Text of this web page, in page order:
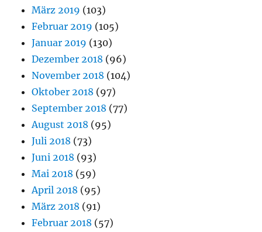
März 2019 (103)
Februar 2019 (105)
Januar 2019 (130)
Dezember 2018 (96)
November 2018 (104)
Oktober 2018 (97)
September 2018 (77)
August 2018 (95)
Juli 2018 (73)
Juni 2018 (93)
Mai 2018 (59)
April 2018 (95)
März 2018 (91)
Februar 2018 (57)